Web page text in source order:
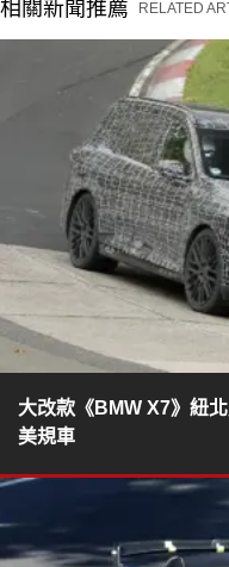
相關新聞推薦 RELATED
大改款《BMW X7》紐
美規車